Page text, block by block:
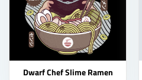
Dwarf Chef Slime Ramen